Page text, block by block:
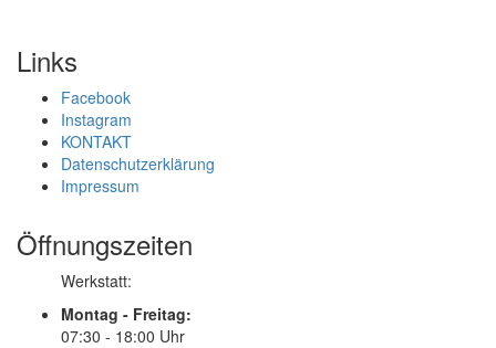
Links
Facebook
Instagram
KONTAKT
Datenschutzerklärung
Impressum
Öffnungszeiten
Werkstatt:
Montag - Freitag:
07:30 - 18:00 Uhr